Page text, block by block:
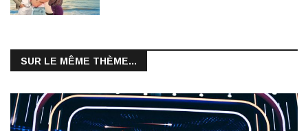
SUR LE MÊME THÈME...